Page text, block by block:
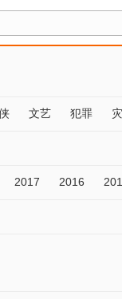
文艺 犯罪
2017 2016